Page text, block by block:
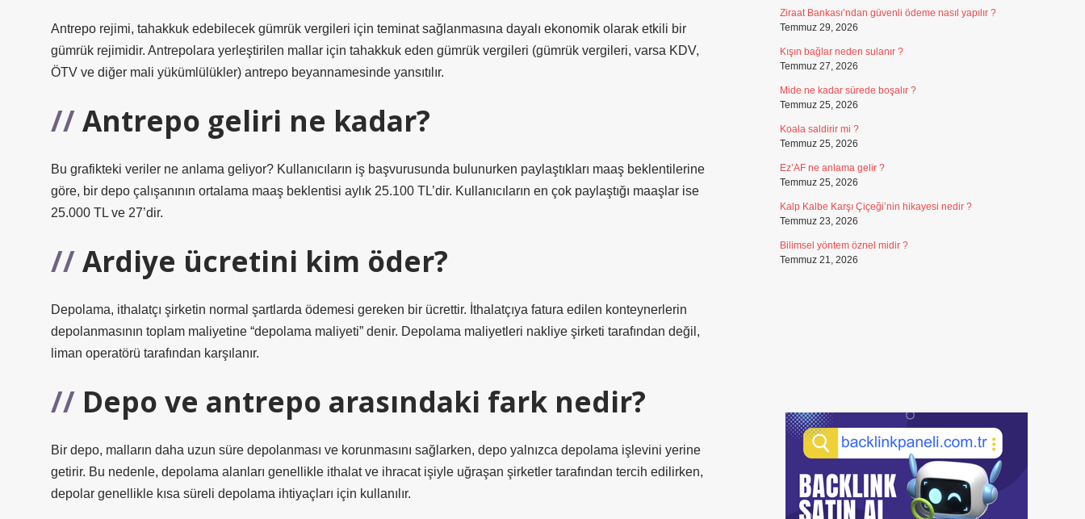
Antrepo rejimi, tahakkuk edebilecek gümrük vergileri için teminat sağlanmasına dayalı ekonomik olarak etkili bir
gümrük rejimidir. Antrepolara yerleştirilen mallar için tahakkuk eden gümrük vergileri (gümrük vergileri, varsa KDV,
ÖTV ve diğer mali yükümlülükler) antrepo beyannamesinde yansıtılır.
Antrepo geliri ne kadar?
Bu grafikteki veriler ne anlama geliyor? Kullanıcıların iş başvurusunda bulunurken paylaştıkları maaş beklentilerine
göre, bir depo çalışanının ortalama maaş beklentisi aylık 25.100 TL’dir. Kullanıcıların en çok paylaştığı maaşlar ise
25.000 TL ve 27’dir.
Ardiye ücretini kim öder?
Depolama, ithalatçı şirketin normal şartlarda ödemesi gereken bir ücrettir. İthalatçıya fatura edilen konteynerlerin
depolanmasının toplam maliyetine “depolama maliyeti” denir. Depolama maliyetleri nakliye şirketi tarafından değil,
liman operatörü tarafından karşılanır.
Depo ve antrepo arasındaki fark nedir?
Bir depo, malların daha uzun süre depolanması ve korunmasını sağlarken, depo yalnızca depolama işlevini yerine
getirir. Bu nedenle, depolama alanları genellikle ithalat ve ihracat işiyle uğraşan şirketler tarafından tercih edilirken,
depolar genellikle kısa süreli depolama ihtiyaçları için kullanılır.
Ziraat Bankası’ndan güvenli ödeme nasıl yapılır ?
Temmuz 29, 2026
Kışın bağlar neden sulanır ?
Temmuz 27, 2026
Mide ne kadar sürede boşalır ?
Temmuz 25, 2026
Koala saldirir mi ?
Temmuz 25, 2026
Ez’AF ne anlama gelir ?
Temmuz 25, 2026
Kalp Kalbe Karşı Çiçeği’nin hikayesi nedir ?
Temmuz 23, 2026
Bilimsel yöntem öznel midir ?
Temmuz 21, 2026